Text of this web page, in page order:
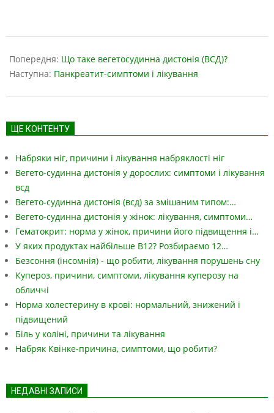
05-
13
Попередня: Що таке вегетосудинна дистонія (ВСД)?
Наступна: Панкреатит-симптоми і лікування
ЩЕ КОНТЕНТУ
Набряки ніг, причини і лікування набряклості ніг
Вегето-судинна дистонія у дорослих: симптоми і лікування
всд
Вегето-судинна дистонія (всд) за змішаним типом:…
Вегето-судинна дистонія у жінок: лікування, симптоми…
Гематокрит: норма у жінок, причини його підвищення і…
У яких продуктах найбільше B12? Розбираємо 12…
Безсоння (інсомнія) - що робити, лікування порушень сну
Купероз, причини, симптоми, лікування куперозу на
обличчі
Норма холестерину в крові: нормальний, знижений і
підвищений
Біль у коліні, причини та лікування
Набряк Квінке-причина, симптоми, що робити?
НЕДАВНІ ЗАПИСИ